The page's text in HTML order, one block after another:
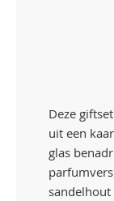
Deze
uit een
glas